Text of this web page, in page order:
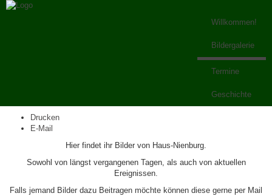
Willkommen!
Bildergalerie
Termine
Geschichte
Drucken
E-Mail
Hier findet ihr Bilder von Haus-Nienburg.
Sowohl von längst vergangenen Tagen, als auch von aktuellen
Ereignissen.
Falls jemand Bilder dazu Beitragen möchte können diese gerne per Mail